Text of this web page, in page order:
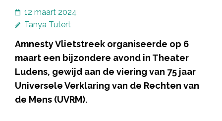
12 maart 2024
Tanya Tutert
Amnesty Vlietstreek organiseerde op 6
maart een bijzondere avond in Theater
Ludens, gewijd aan de viering van 75 jaar
Universele Verklaring van de Rechten van
de Mens (UVRM).